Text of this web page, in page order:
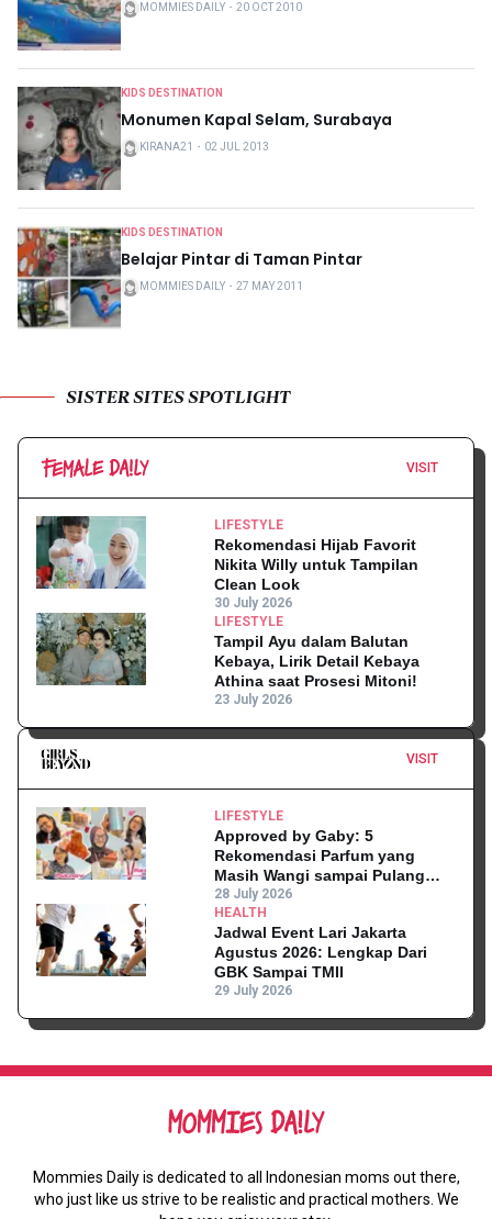
MOMMIES DAILY ・ 20 OCT 2010
KIDS DESTINATION
Monumen Kapal Selam, Surabaya
KIRANA21 ・ 02 JUL 2013
KIDS DESTINATION
Belajar Pintar di Taman Pintar
MOMMIES DAILY ・ 27 MAY 2011
SISTER SITES SPOTLIGHT
VISIT
LIFESTYLE
Rekomendasi Hijab Favorit
Nikita Willy untuk Tampilan
Clean Look
30 July 2026
LIFESTYLE
Tampil Ayu dalam Balutan
Kebaya, Lirik Detail Kebaya
Athina saat Prosesi Mitoni!
23 July 2026
VISIT
LIFESTYLE
Approved by Gaby: 5
Rekomendasi Parfum yang
Masih Wangi sampai Pulang
Kantor
28 July 2026
HEALTH
Jadwal Event Lari Jakarta
Agustus 2026: Lengkap Dari
GBK Sampai TMII
29 July 2026
Mommies Daily is dedicated to all Indonesian moms out there,
who just like us strive to be realistic and practical mothers. We